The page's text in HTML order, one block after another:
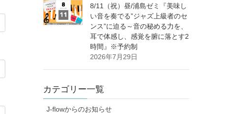
8/11（祝）昼/浦島ゼミ『美味し
い音を奏でる”ジャズ上級者のセ
ンス”に迫る～音の秘める力を、
耳で体感し、感覚を腑に落とす2
時間』※予約制
2026年7月29日
カテゴリー一覧
J-flowからのお知らせ